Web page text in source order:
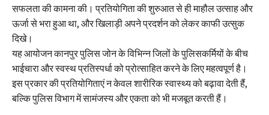
सफलता की कामना की। प्रतियोगिता की शुरुआत से ही माहौल उत्साह और
ऊर्जा से भरा हुआ था, और खिलाड़ी अपने प्रदर्शन को लेकर काफी उत्सुक
दिखे।
यह आयोजन कानपुर पुलिस जोन के विभिन्न जिलों के पुलिसकर्मियों के बीच
भाईचारा और स्वस्थ प्रतिस्पर्धा को प्रोत्साहित करने के लिए महत्वपूर्ण है।
इस प्रकार की प्रतियोगिताएं न केवल शारीरिक स्वास्थ्य को बढ़ावा देती हैं,
बल्कि पुलिस विभाग में सामंजस्य और एकता को भी मजबूत करती हैं।